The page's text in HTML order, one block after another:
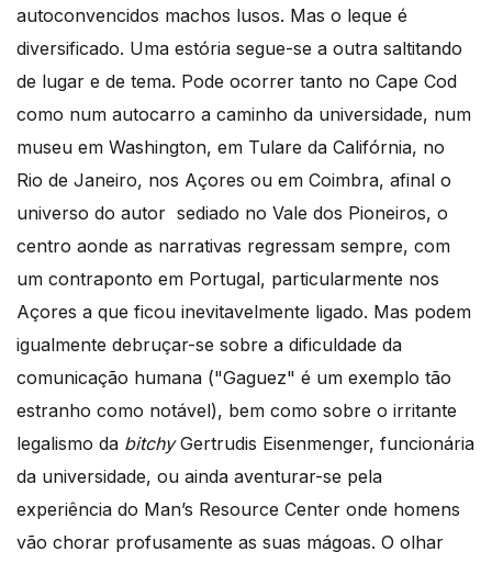
autoconvencidos machos lusos. Mas o leque é
diversificado. Uma estória segue-se a outra saltitando
de lugar e de tema. Pode ocorrer tanto no Cape Cod
como num autocarro a caminho da universidade, num
museu em Washington, em Tulare da Califórnia, no
Rio de Janeiro, nos Açores ou em Coimbra, afinal o
universo do autor sediado no Vale dos Pioneiros, o
centro aonde as narrativas regressam sempre, com
um contraponto em Portugal, particularmente nos
Açores a que ficou inevitavelmente ligado. Mas podem
igualmente debruçar-se sobre a dificuldade da
comunicação humana ("Gaguez" é um exemplo tão
estranho como notável), bem como sobre o irritante
legalismo da bitchyGertrudis Eisenmenger, funcionária
da universidade, ou ainda aventurar-se pela
experiência do Man’s Resource Center onde homens
vão chorar profusamente as suas mágoas. O olhar